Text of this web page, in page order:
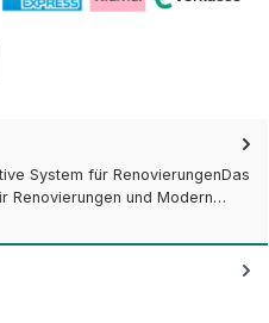
System für RenovierungenDas
Renovierungen und Modern…